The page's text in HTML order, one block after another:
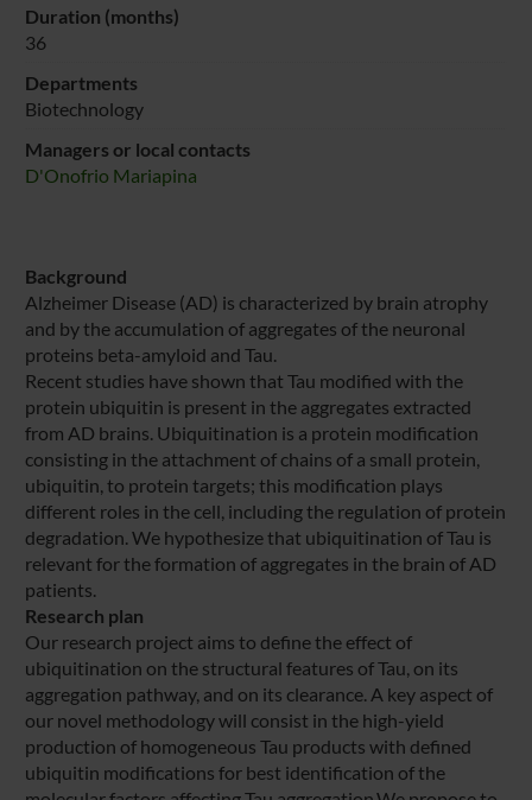
Duration (months)
36
Departments
Biotechnology
Managers or local contacts
D'Onofrio Mariapina
Background
Alzheimer Disease (AD) is characterized by brain atrophy
and by the accumulation of aggregates of the neuronal
proteins beta-amyloid and Tau.
Recent studies have shown that Tau modified with the
protein ubiquitin is present in the aggregates extracted
from AD brains. Ubiquitination is a protein modification
consisting in the attachment of chains of a small protein,
ubiquitin, to protein targets; this modification plays
different roles in the cell, including the regulation of protein
degradation. We hypothesize that ubiquitination of Tau is
relevant for the formation of aggregates in the brain of AD
patients.
Research plan
Our research project aims to define the effect of
ubiquitination on the structural features of Tau, on its
aggregation pathway, and on its clearance. A key aspect of
our novel methodology will consist in the high-yield
production of homogeneous Tau products with defined
ubiquitin modifications for best identification of the